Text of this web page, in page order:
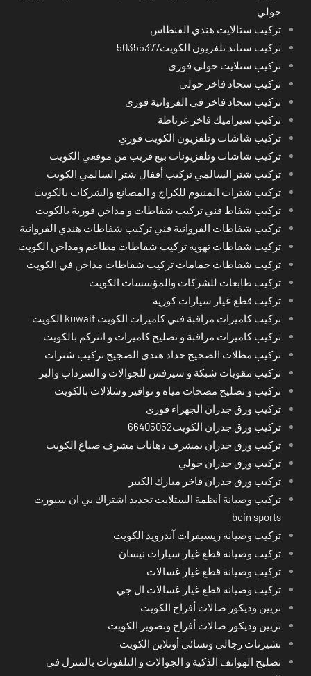
حولي
تركيب ستالايت هندي الفنطاس
تركيب ستاند تلفزيون الكويت50355377
تركيب ستلايت حولي فوري
تركيب سجاد فاخر حولي
تركيب سجاد فاخر في الفروانية فوري
تركيب سيراميك فاخر غرناطة
تركيب شاشات وتلفزيون الكويت فوري
تركيب شاشات وتلفزيونات بيع قريب من موقعي الكويت
تركيب شتر السالمي تركيب أقفال شتر السالمي الكويت
تركيب شترات المنيوم للكراج و المصانع والشركات بالكويت
تركيب شفاط فني تركيب شفاطات و مداخن فورية بالكويت
تركيب شفاطات الفروانية فني تركيب شفاطات هندي الفروانية
تركيب شفاطات تهوية تركيب شفاطات مطاعم ومداخن الكويت
تركيب شفاطات حمامات تركيب شفاطات مداخن في الكويت
تركيب طابعات للشركات والمؤسسات الكويت
تركيب قطع غيار سيارات كورية
تركيب كاميرات مراقبة فني كاميرات الكويت kuwait الكويت
تركيب كاميرات مراقبة و تصليح كاميرات و انتركم بالكويت
تركيب مظلات الضجيج حداد هندي الضجيج تركيب شترات
تركيب مقويات شبكة و سيرفس للجوالات و السرداب والبر
تركيب و تصليح مضخات مياه و نوافير وشلالات بالكويت
تركيب ورق جدران الجهراء فوري
تركيب ورق جدران الكويت66405052
تركيب ورق جدران بمشرف دهانات مشرف صباغ الكويت
تركيب ورق جدران حولي
تركيب ورق جدران فاخر مبارك الكبير
تركيب وصيانة أنظمة الستلايت تجديد اشتراك بي ان سبورت
bein sports
تركيب وصيانة ريسيفرات آندرويد الكويت
تركيب وصيانة قطع غيار سيارات نيسان
تركيب وصيانة قطع غيار غسالات
تركيب وصيانة قطع غيار غسالات ال جي
تزيين وديكور صالات أفراح الكويت
تزيين وديكور صالات أفراح وتصوير الكويت
تشيرتات رجالي ونسائي أونلاين الكويت
تصليح الهواتف الذكية و الجوالات و التلفونات بالمنزل في